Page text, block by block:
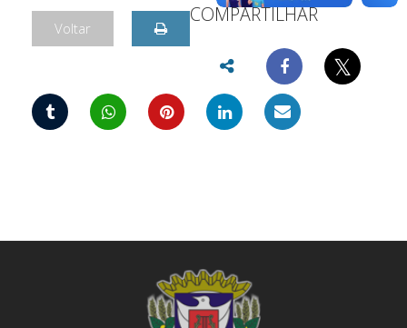
Voltar
COMPARTILHAR
𝕏